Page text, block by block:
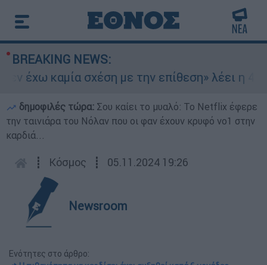
BREAKING NEWS:
έχω καμία σχέση με την επίθεση» λέει η
δημοφιλές τώρα: Σου καίει το μυαλό: Το Netflix έφερε
την ταινιάρα του Νόλαν που οι φαν έχουν κρυφό νο1 στην
καρδιά...
┋ Κόσμος ┋ 05.11.2024 19:26
Newsroom
Ενότητες στο άρθρο: